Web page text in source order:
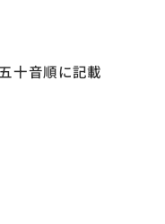
十音順に記載